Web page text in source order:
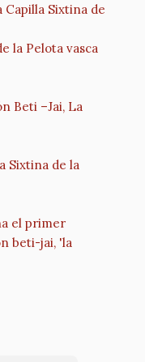
Capilla Sixtina de
la Pelota vasca
Beti –Jai, La
Sixtina de la
el primer
beti-jai, 'la